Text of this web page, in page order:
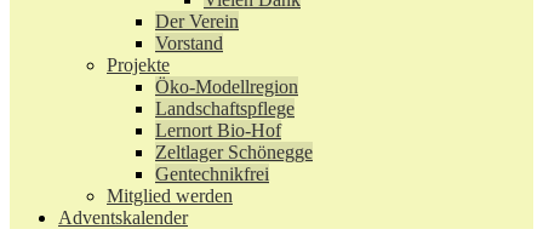
Der Verein
Vorstand
Projekte
Öko-Modellregion
Landschaftspflege
Lernort Bio-Hof
Zeltlager Schönegge
Gentechnikfrei
Mitglied werden
Adventskalender